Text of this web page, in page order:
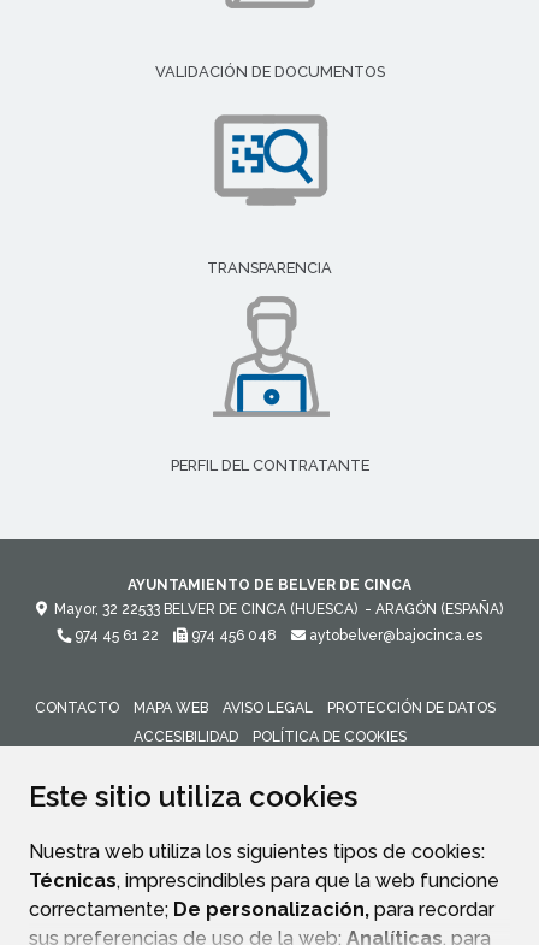
Este sitio utiliza cookies
Nuestra web utiliza los siguientes tipos de cookies:
Técnicas, imprescindibles para que la web funcione
correctamente; De personalización, para recordar
sus preferencias de uso de la web; Analíticas, para
VALIDACIÓN DE DOCUMENTOS
TRANSPARENCIA
PERFIL DEL CONTRATANTE
AYUNTAMIENTO DE BELVER DE CINCA
Mayor, 32 22533 BELVER DE CINCA (HUESCA) - ARAGÓN (ESPAÑA)
974 45 61 22
974 456 048 aytobelver@bajocinca.es
CONTACTO MAPA WEB AVISO LEGAL
PROTECCIÓN DE DATOS
ACCESIBILIDAD
POLÍTICA DE COOKIES